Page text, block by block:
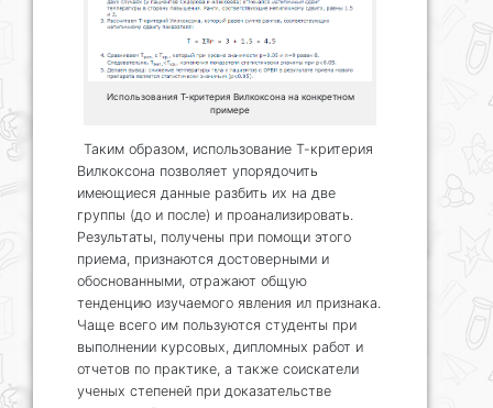
Использования Т-критерия Вилкоксона на конкретном
примере
Таким образом, использование Т-критерия
Вилкоксона позволяет упорядочить
имеющиеся данные разбить их на две
группы (до и после) и проанализировать.
Результаты, получены при помощи этого
приема, признаются достоверными и
обоснованными, отражают общую
тенденцию изучаемого явления ил признака.
Чаще всего им пользуются студенты при
выполнении курсовых, дипломных работ и
отчетов по практике, а также соискатели
ученых степеней при доказательстве